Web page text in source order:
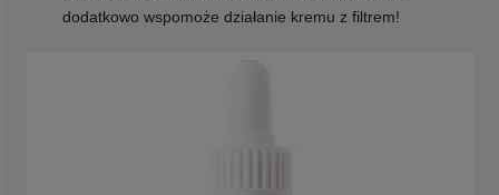
dodatkowo wspomoże działanie kremu z filtrem!